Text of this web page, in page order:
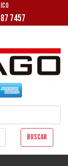
7457
Buscar